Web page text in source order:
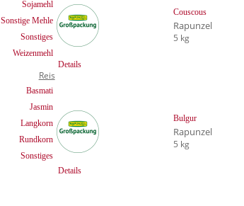
Sojamehl
Sonstige Mehle
Sonstiges
Weizenmehl
Reis
Basmati
Jasmin
Langkorn
Rundkorn
Sonstiges
Details
Couscous
Rapunzel
5 kg
Details
Bulgur
Rapunzel
5 kg